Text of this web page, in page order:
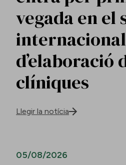
vegada en el
internacional
d’elaboració
clíniques
Llegir la notícia
05/08/2026